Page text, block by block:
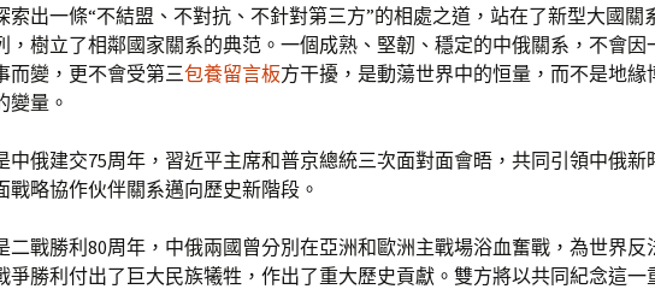
索出一條“不結盟、不對抗、不針對第三方”的相處之道，站在了新型大國關
，樹立了相鄰國家關系的典范。一個成熟、堅韌、穩定的中俄關系，不會因
而變，更不會受第三包養留言板方干擾，是動蕩世界中的恒量，而不是地緣
變量。
中俄建交75周年，習近平主席和普京總統三次面對面會晤，共同引領中俄新
戰略協作伙伴關系邁向歷史新階段。
二戰勝利80周年，中俄兩國曾分別在亞洲和歐洲主戰場浴血奮戰，為世界反
爭勝利付出了巨大民族犧牲，作出了重大歷史貢獻。雙方將以共同紀念這一